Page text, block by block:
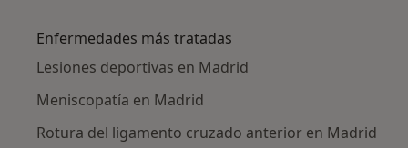
Enfermedades más tratadas
Lesiones deportivas en Madrid
Meniscopatía en Madrid
Rotura del ligamento cruzado anterior en Madrid